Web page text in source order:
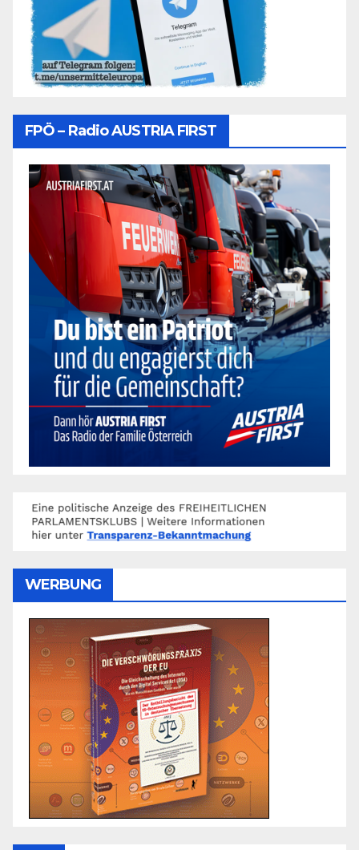
FPÖ – Radio AUSTRIA FIRST
WERBUNG